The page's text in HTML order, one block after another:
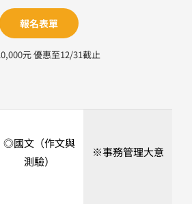
報名表單
元 優惠至12/31截止
◎國文（作文與
測驗）
※事務管理大意